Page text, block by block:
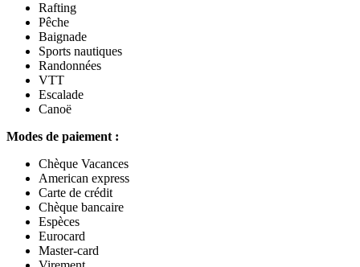
Rafting
Pêche
Baignade
Sports nautiques
Randonnées
VTT
Escalade
Canoë
Modes de paiement :
Chèque Vacances
American express
Carte de crédit
Chèque bancaire
Espèces
Eurocard
Master-card